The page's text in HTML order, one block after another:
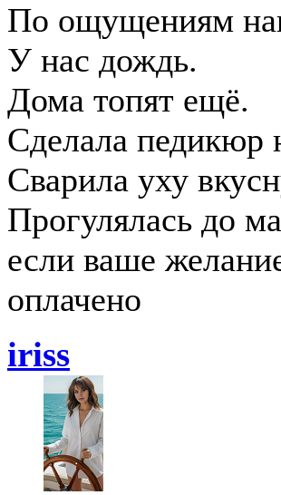
По ощущениям
У нас дождь.
Дома топят ещё.
Сделала педикюр
Сварила уху
Прогулялась до
если ваше
оплачено
iriss